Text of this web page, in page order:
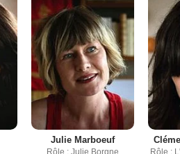
Julie Marboeuf
Rôle : Julie Borgne Rôle :